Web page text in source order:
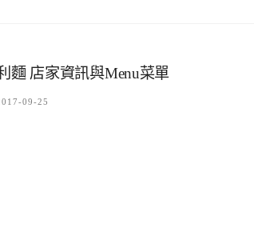
麵 店家資訊與Menu菜單
09-25